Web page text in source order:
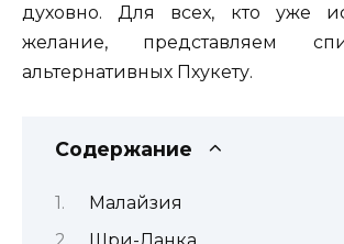
духовно. Для всех, кто уже
желание, представляем
альтернативных Пхукету.
Содержание
Малайзия
Шри-Ланка